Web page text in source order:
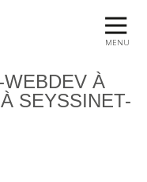
MENU
À
SEYSSINET-